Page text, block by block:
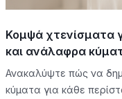
Κομψά χτενίσματα
και ανάλαφρα
Ανακαλύψτε πώς να
κύματα για κάθε